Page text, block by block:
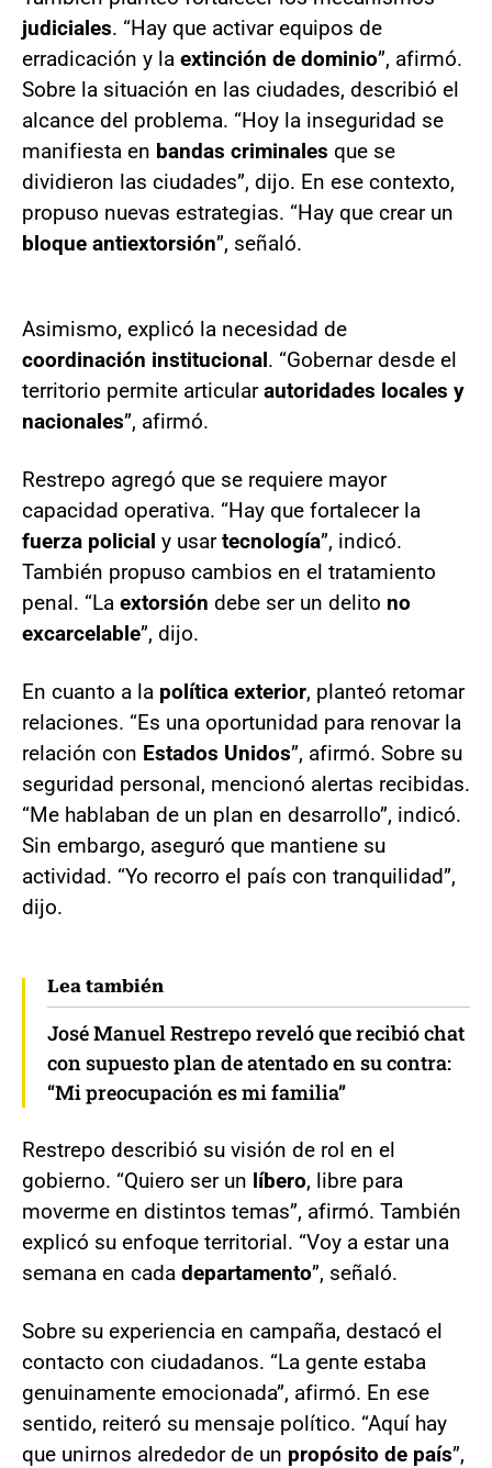
judiciales. “Hay que activar equipos de
erradicación y la extinción de dominio”, afirmó.
Sobre la situación en las ciudades, describió el
alcance del problema. “Hoy la inseguridad se
manifiesta en bandas criminales que se
dividieron las ciudades”, dijo. En ese contexto,
propuso nuevas estrategias. “Hay que crear un
bloque antiextorsión”, señaló.
Asimismo, explicó la necesidad de
coordinación institucional. “Gobernar desde el
territorio permite articularautoridades locales y
nacionales”, afirmó.
Restrepo agregó que se requiere mayor
capacidad operativa. “Hay que fortalecer la
fuerza policial y usartecnología”, indicó.
También propuso cambios en el tratamiento
penal. “La extorsión debe ser un delito no
excarcelable”, dijo.
En cuanto a la política exterior, planteó retomar
relaciones. “Es una oportunidad para renovar la
relación con Estados Unidos”, afirmó. Sobre su
seguridad personal, mencionó alertas recibidas.
“Me hablaban de un plan en desarrollo”, indicó.
Sin embargo, aseguró que mantiene su
actividad. “Yo recorro el país con tranquilidad”,
dijo.
Lea también
José Manuel Restrepo reveló que recibió chat
con supuesto plan de atentado en su contra:
“Mi preocupación es mi familia”
Restrepo describió su visión de rol en el
gobierno. “Quiero ser un líbero, libre para
moverme en distintos temas”, afirmó. También
explicó su enfoque territorial. “Voy a estar una
semana en cada departamento”, señaló.
Sobre su experiencia en campaña, destacó el
contacto con ciudadanos. “La gente estaba
genuinamente emocionada”, afirmó. En ese
sentido, reiteró su mensaje político. “Aquí hay
que unirnos alrededor de un propósito de país”,